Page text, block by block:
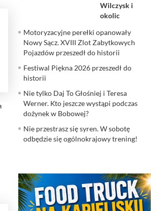
Wilczysk i
okolic
Motoryzacyjne perełki opanowały
Nowy Sącz. XVIII Zlot Zabytkowych
Pojazdów przeszedł do historii
Festiwal Piękna 2026 przeszedł do
historii
Nie tylko Daj To Głośniej i Teresa
Werner. Kto jeszcze wystąpi podczas
dożynek w Bobowej?
Nie przestrasz się syren. W sobotę
odbędzie się ogólnokrajowy trening!